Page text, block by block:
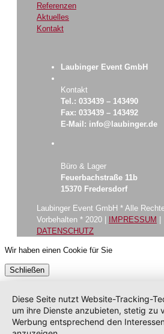
Referenzen
Aktuelles
Kontakt
Laubinger Event GmbH
Kontakt
Tel.: 033439 – 143490
Fax: 033439 – 143492
E-Mail: info@laubinger.de
Büro & Lager
Feuerbachstraße 11b
15370 Fredersdorf
Laubinger Event GmbH * Alle
Vorbehalten * 2020 | IMPRESSUM |
DATENSCHUTZ
Wir haben einen Cookie für Sie
Schließen
Diese Seite nutzt Website-Tracking-
um ihre Dienste anzubieten, stetig zu
Werbung entsprechend den